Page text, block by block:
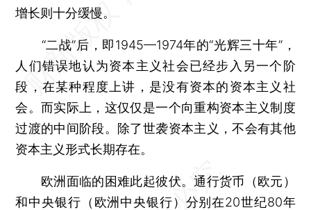
增长则十分缓慢。
“二战”后，即1945—1974年的“光辉三十年”，
人们错误地认为资本主义社会已经步入另一个阶
段，在某种程度上讲，是没有资本的资本主义社
会。而实际上，这仅仅是一个向重构资本主义制度
过渡的中间阶段。除了世袭资本主义，不会有其他
资本主义形式长期存在。
欧洲面临的困难此起彼伏。通行货币（欧元）
和中央银行（欧洲中央银行）分别在20世纪80年